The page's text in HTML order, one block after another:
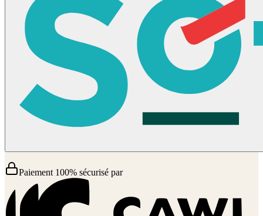
Paiement 100% sécurisé par